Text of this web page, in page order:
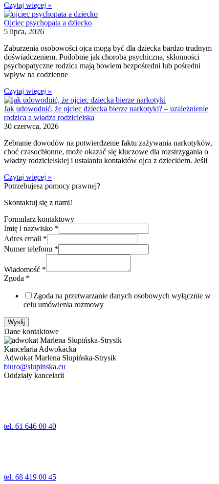
Czytaj więcej »
Ojciec psychopata a dziecko
5 lipca, 2026
Zaburzenia osobowości ojca mogą być dla dziecka bardzo trudnym
doświadczeniem. Podobnie jak choroba psychiczna, skłonności
psychopatyczne rodzica mają bowiem bezpośredni lub pośredni
wpływ na codzienne
Czytaj więcej »
Jak udowodnić, że ojciec dziecka bierze narkotyki? – uzależnienie
rodzica a władza rodzicielska
30 czerwca, 2026
Zebranie dowodów na potwierdzenie faktu zażywania narkotyków,
choć czasochłonne, może okazać się kluczowe dla rozstrzygania o
władzy rodzicielskiej i ustalaniu kontaktów ojca z dzieckiem. Jeśli
Czytaj więcej »
Potrzebujesz pomocy prawnej?
Skontaktuj się z nami!
Formularz kontaktowy
Imię i nazwisko *
Adres email *
Numer telefonu *
Wiadomość *
Zgoda *
Zgoda na przetwarzanie danych osobowych wyłącznie w
celu umówienia rozmowy
Wyslij
Dane kontaktowe
Kancelaria Adwokacka
Adwokat Marlena Słupińska-Strysik
biuro@slupinska.eu
Oddziały kancelarii
tel. 61 646 00 40
tel. 68 419 00 45